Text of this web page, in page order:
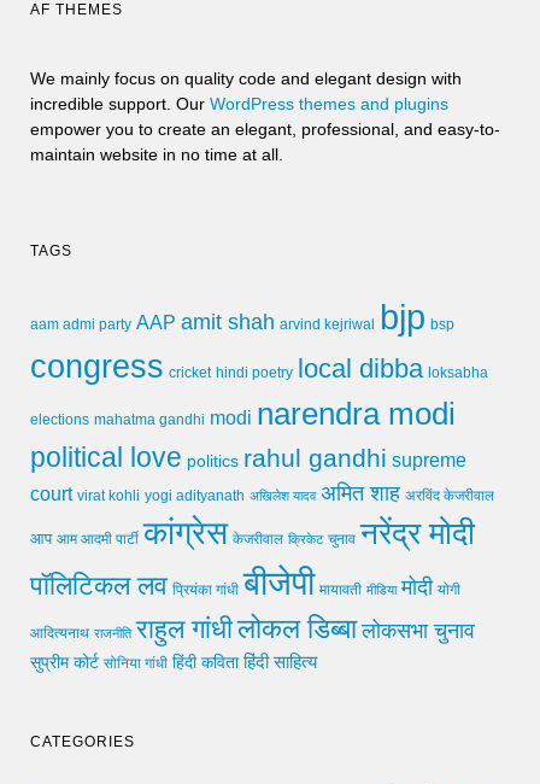
AF THEMES
We mainly focus on quality code and elegant design with
incredible support. Our WordPress themes and plugins
empower you to create an elegant, professional, and easy-to-
maintain website in no time at all.
TAGS
aam admi party AAP amit shah arvind kejriwal bjp bsp
congress cricket hindi poetry local dibba loksabha
elections mahatma gandhi modi narendra modi
political love politics rahul gandhi supreme
court virat kohli yogi adityanath अखिलेश यादव अमित शाह अरविंद केजरीवाल
आप आम आदमी पार्टी कांग्रेस केजरीवाल क्रिकेट चुनाव नरेंद्र मोदी
पॉलिटिकल लव प्रियंका गांधी बीजेपी मायावती मीडिया मोदी योगी
आदित्यनाथ राजनीति राहुल गांधीलोकल डिब्बा लोकसभा चुनाव
सुप्रीम कोर्ट सोनिया गांधी हिंदी कविता हिंदी साहित्य
CATEGORIES